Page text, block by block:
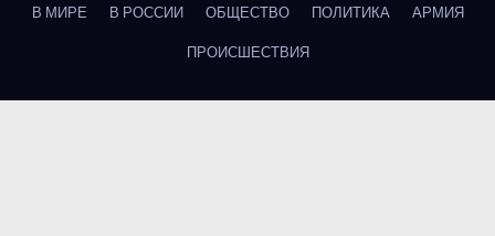
В МИРЕ В РОССИИ ОБЩЕСТВО ПОЛИТИКА
АРМИЯ
ПРОИСШЕСТВИЯ